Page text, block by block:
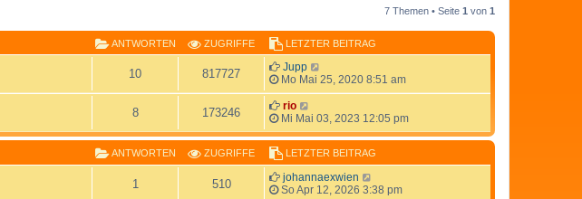
7 Themen • Seite 1 von 1
ANTWORTEN ZUGRIFFE LETZTER BEITRAG
10 817727
Jupp
Mo Mai 25, 2020 8:51 am
8 173246
rio
Mi Mai 03, 2023 12:05 pm
ANTWORTEN ZUGRIFFE LETZTER BEITRAG
1 510
johannaexwien
So Apr 12, 2026 3:38 pm